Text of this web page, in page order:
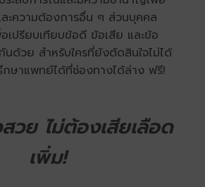
ะความต้องการอื่น ๆ ส่วนบุคคล
เปรียบเทียบข้อดี ข้อเสีย และข้อ
ด้วย สำหรับใครที่ยังตัดสินใจไม่ได้
ษาแพทย์ได้ที่ช่องทางได้ล่าง ฟรี!
วย ไม่ต้องเสียเลือด
เพิ่ม!